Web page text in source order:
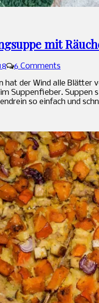
mit
6 Comments
hat der Wind alle
Suppenfieber.
so einfach und